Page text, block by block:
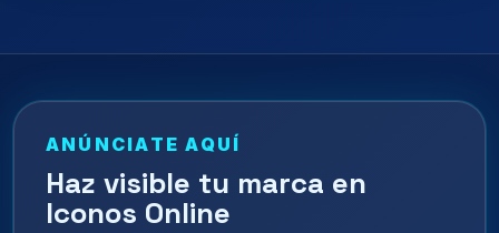
entradas
ANÚNCIATE AQUÍ
Haz visible tu marca en
Iconos Online